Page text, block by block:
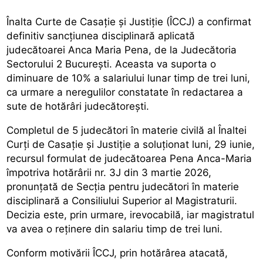
Înalta Curte de Casație și Justiție (ÎCCJ) a confirmat
definitiv sancțiunea disciplinară aplicată
judecătoarei Anca Maria Pena, de la Judecătoria
Sectorului 2 București. Aceasta va suporta o
diminuare de 10% a salariului lunar timp de trei luni,
ca urmare a neregulilor constatate în redactarea a
sute de hotărâri judecătorești.
Completul de 5 judecători în materie civilă al Înaltei
Curți de Casație și Justiție a soluționat luni, 29 iunie,
recursul formulat de judecătoarea Pena Anca-Maria
împotriva hotărârii nr. 3J din 3 martie 2026,
pronunțată de Secția pentru judecători în materie
disciplinară a Consiliului Superior al Magistraturii.
Decizia este, prin urmare, irevocabilă, iar magistratul
va avea o reținere din salariu timp de trei luni.
Conform motivării ÎCCJ, prin hotărârea atacată,